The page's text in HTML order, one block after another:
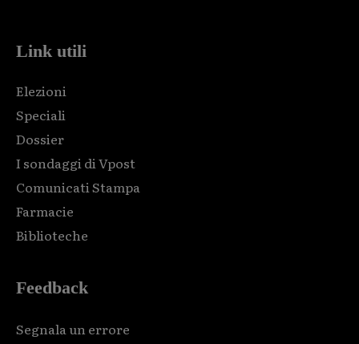
Link utili
Elezioni
Speciali
Dossier
I sondaggi di Vpost
Comunicati Stampa
Farmacie
Biblioteche
Feedback
Segnala un errore